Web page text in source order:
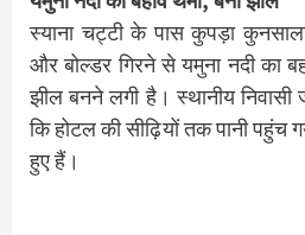
स्याना चट्टी के पास कुपड़ा कुनसाला
और बोल्डर गिरने से यमुना नदी का
झील बनने लगी है। स्थानीय निवासी
कि होटल की सीढ़ियों तक पानी पहुंच
हुए हैं।